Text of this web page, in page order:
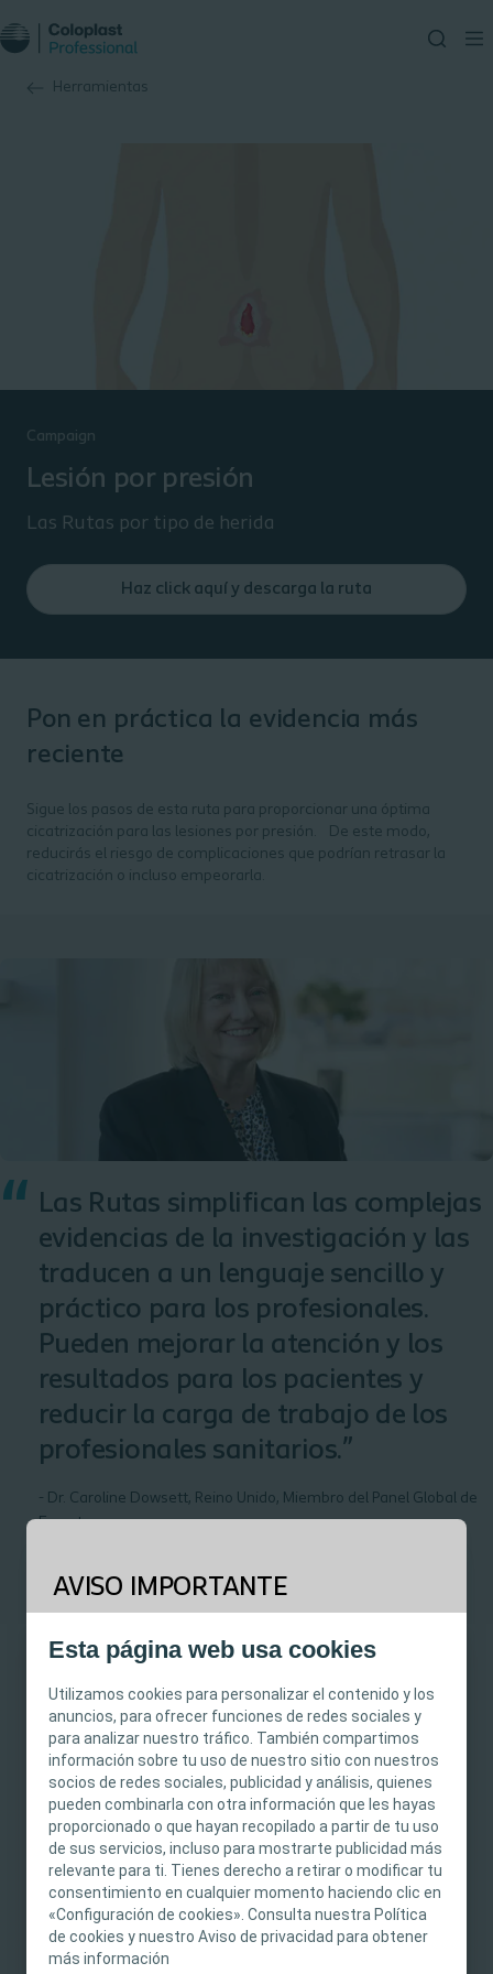
Esta página web usa cookies
Utilizamos cookies para personalizar el contenido y los
anuncios, para ofrecer funciones de redes sociales y
para analizar nuestro tráfico. También compartimos
información sobre tu uso de nuestro sitio con nuestros
socios de redes sociales, publicidad y análisis, quienes
pueden combinarla con otra información que les hayas
proporcionado o que hayan recopilado a partir de tu uso
de sus servicios, incluso para mostrarte publicidad más
relevante para ti. Tienes derecho a retirar o modificar tu
consentimiento en cualquier momento haciendo clic en
«Configuración de cookies». Consulta nuestra Política
de cookies y nuestro Aviso de privacidad para obtener
más información
Herramientas
AVISO IMPORTANTE
sanitarios únicamente. El contenido del sitio está
destinado a fines informativos y formativos y
puede no ser apropiado para todas las
jurisdicciones. Coloplast no proporciona
asesoramiento médico, y la información y el
contenido no pretenden constituir
asesoramiento médico, jurídico ni comercial ni
sustituir en modo alguno el criterio médico
independiente de un profesional sanitario
capacitado y autorizado. La responsabilidad de
la atención al paciente recae en el profesional
sanitario. Para obtener información detallada
Campaign
Lesión por presión
Las Rutas por tipo de herida
Haz click aquí y descarga la ruta
Pon en práctica la evidencia más
reciente
Sigue los pasos de esta ruta para proporcionar una óptima
cicatrización para las lesiones por presión. De este modo,
reducirás el riesgo de complicaciones que podrían retrasar la
cicatrización o incluso empeorarla.
“ Las Rutas simplifican las complejas
evidencias de la investigación y las
traducen a un lenguaje sencillo y
práctico para los profesionales.
Pueden mejorar la atención y los
resultados para los pacientes y
reducir la carga de trabajo de los
profesionales sanitarios.”
- Dr. Caroline Dowsett, Reino Unido, Miembro del Panel Global de
Expertos
¿Qué es una lesión por presión?
Una lesión por presión (LPP) es un daño localizado de la
piel o el tejido subyacente que se suele formar sobre
una prominencia ósea, como resultado de la presión, o
de la presión en combinación con fuerzas de cizalla.
También se puede producir en tejidos blandos por
dispositivos clínicos.